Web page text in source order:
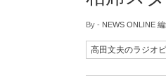
By - NEWS ONLINE
高田文夫のラジオ